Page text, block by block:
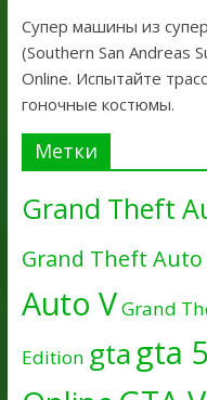
Супер машины из
(Southern San Andreas
Online. Испытайте
гоночные костюмы.
Метки
Grand Theft
Grand Theft
Auto VGrand
Edition gtagta 5